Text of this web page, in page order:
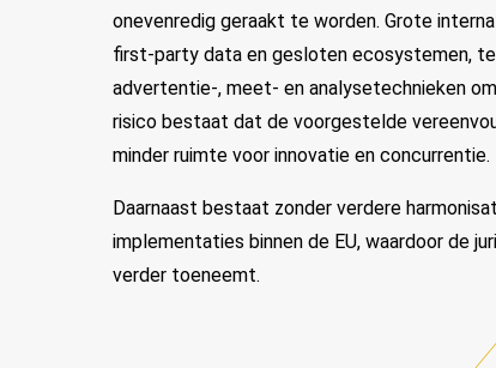
onevenredig geraakt te worden. Grote
first-party data en gesloten ecosystemen,
advertentie-, meet- en analysetechnieken
risico bestaat dat de voorgestelde
minder ruimte voor innovatie en concurrentie.
Daarnaast bestaat zonder verdere
implementaties binnen de EU, waardoor de
verder toeneemt.